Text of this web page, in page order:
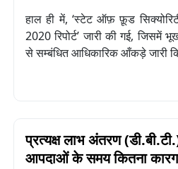
हाल ही में, ‘स्टेट ऑफ़ फ़ूड
2020 रिपोर्ट’ जारी की गई, जिसमें
से सम्बंधित आधिकारिक आँकड़े जारी
प्रत्यक्ष लाभ अंतरण
आपदाओं के समय कितना